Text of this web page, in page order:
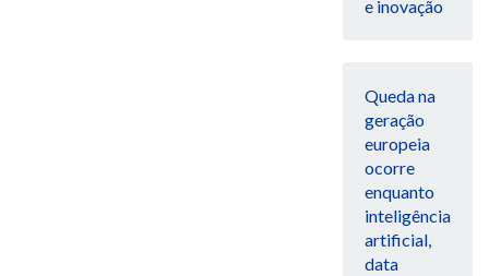
e inovação
Queda na
geração
europeia
ocorre
enquanto
inteligência
artificial,
data